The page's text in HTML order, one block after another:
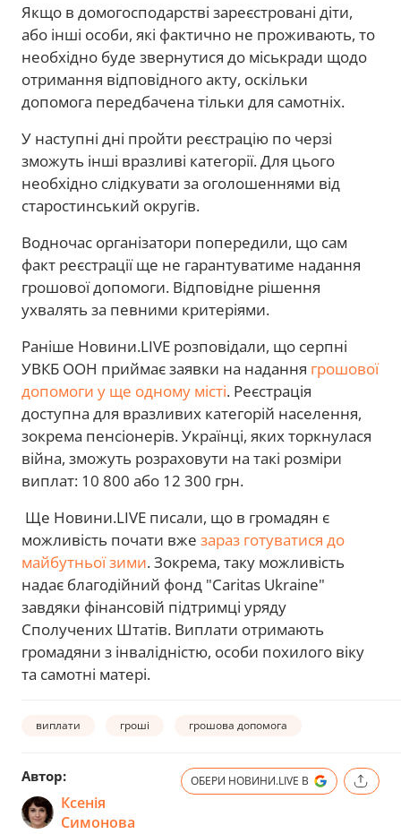
Якщо в домогосподарстві зареєстровані діти,
або інші особи, які фактично не проживають, то
необхідно буде звернутися до міськради щодо
отримання відповідного акту, оскільки
допомога передбачена тільки для самотніх.
У наступні дні пройти реєстрацію по черзі
зможуть інші вразливі категорії. Для цього
необхідно слідкувати за оголошеннями від
старостинський округів.
Водночас організатори попередили, що сам
факт реєстрації ще не гарантуватиме надання
грошової допомоги. Відповідне рішення
ухвалять за певними критеріями.
Раніше Новини.LIVE розповідали, що серпні
УВКБ ООН приймає заявки на надання грошової
допомоги у ще одному місті. Реєстрація
доступна для вразливих категорій населення,
зокрема пенсіонерів. Українці, яких торкнулася
війна, зможуть розраховути на такі розміри
виплат: 10 800 або 12 300 грн.
Ще Новини.LIVE писали, що в громадян є
можливість почати вже зараз готуватися до
майбутньої зими. Зокрема, таку можливість
надає благодійний фонд "Caritas Ukraine"
завдяки фінансовій підтримці уряду
Сполучених Штатів. Виплати отримають
громадяни з інвалідністю, особи похилого віку
та самотні матері.
виплати гроші грошова допомога
Автор:
Ксенія
Симонова
ОБЕРИ НОВИНИ.LIVE В